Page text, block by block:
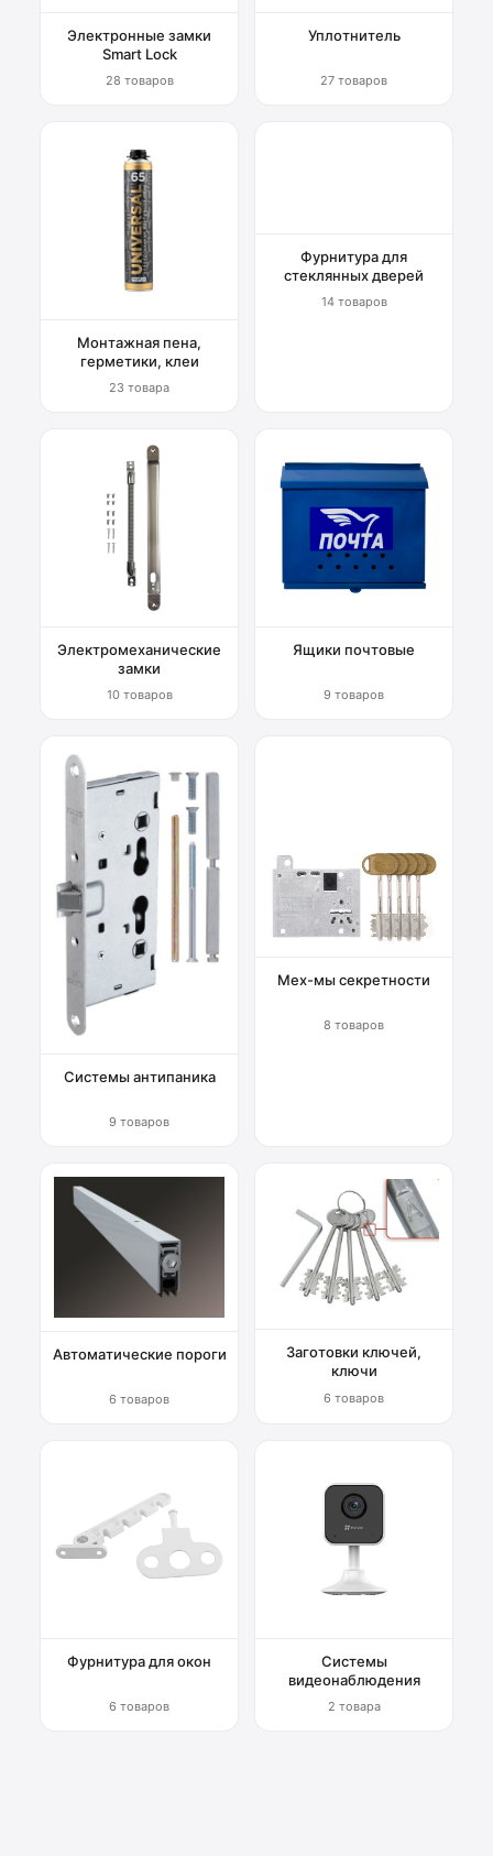
Электронные замки
Smart Lock
28 товаров
Уплотнитель
27 товаров
Монтажная пена,
герметики, клеи
23 товара
Фурнитура для
стеклянных дверей
14 товаров
Электромеханические
замки
10 товаров
Ящики почтовые
9 товаров
Системы антипаника
9 товаров
Мех-мы секретности
8 товаров
Автоматические пороги
6 товаров
Заготовки ключей,
ключи
6 товаров
Фурнитура для окон
6 товаров
Системы
видеонаблюдения
2 товара